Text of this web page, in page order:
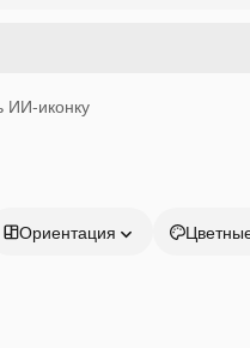
ИИ-иконку
Ориентация